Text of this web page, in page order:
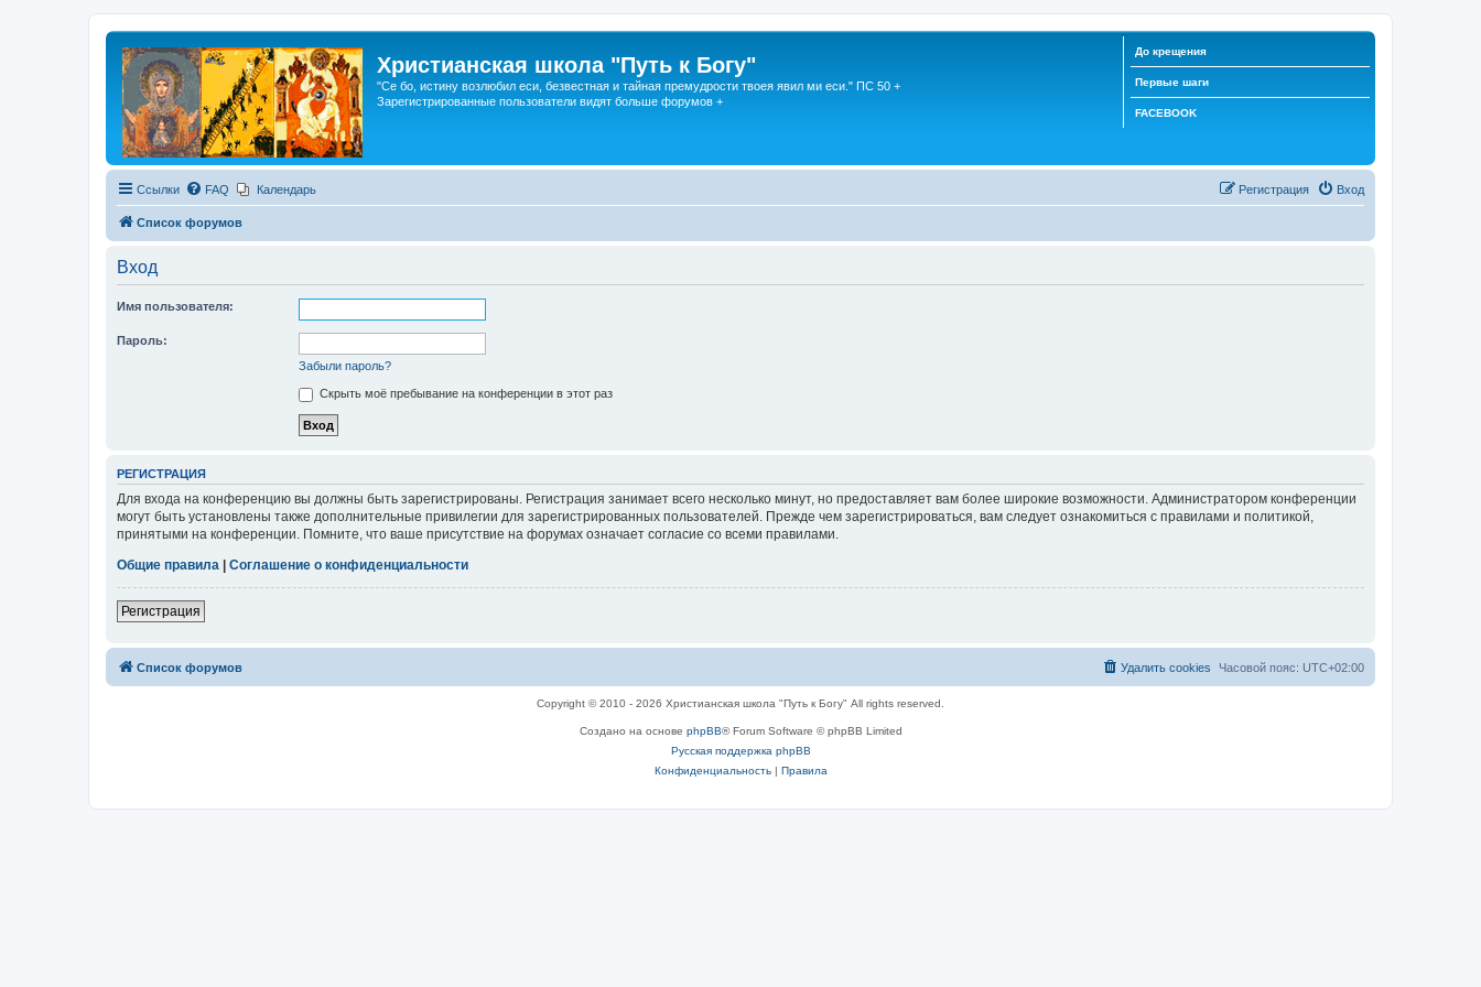
Христианская школа "Путь к Богу"
"Се бо, истину возлюбил еси, безвестная и тайная премудрости твоея явил ми еси." ПС 50 +
Зарегистрированные пользователи видят больше форумов +
До крещения
Первые шаги
FACEBOOK
Ссылки FAQ Календарь Вход
Регистрация
Список форумов
Вход
Имя пользователя:
Пароль:
Забыли пароль?
Скрыть моё пребывание на конференции в этот раз
РЕГИСТРАЦИЯ
Для входа на конференцию вы должны быть зарегистрированы. Регистрация занимает всего несколько минут, но предоставляет вам более широкие возможности. Администратором конференции
могут быть установлены также дополнительные привилегии для зарегистрированных пользователей. Прежде чем зарегистрироваться, вам следует ознакомиться с правилами и политикой,
принятыми на конференции. Помните, что ваше присутствие на форумах означает согласие со всеми правилами.
Общие правила
Соглашение о конфиденциальности
Регистрация
Список форумов Часовой пояс: UTC+02:00
Удалить cookies
Copyright © 2010 - 2026 Христианская школа "Путь к Богу" All rights reserved.
Создано на основе phpBB® Forum Software © phpBB Limited
Русская поддержка phpBB
Конфиденциальность| Правила